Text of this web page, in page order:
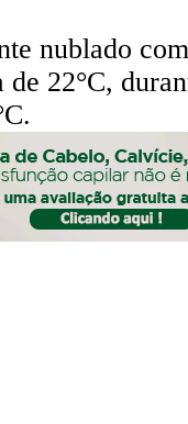
nublado
22°C,